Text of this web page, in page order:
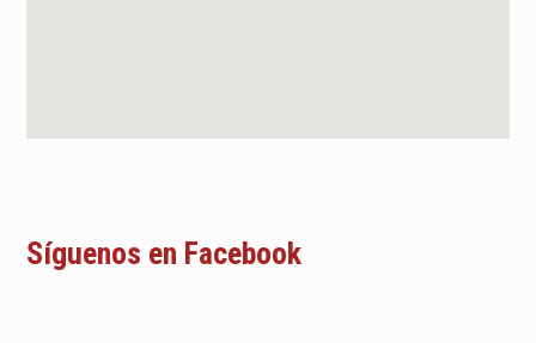
Síguenos en Facebook